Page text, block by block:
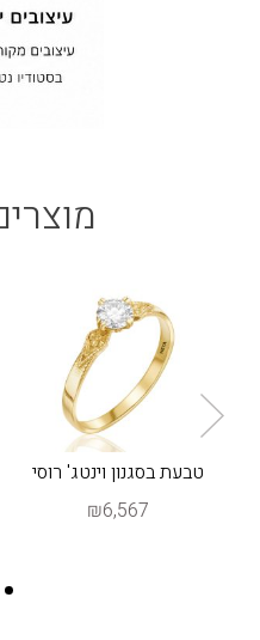
טבעת בסגנון וינטג' רוסי
₪6,567